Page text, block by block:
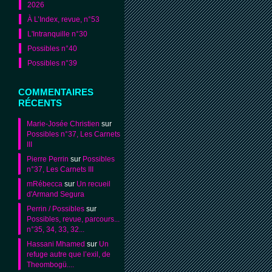
2026
À L’Index, revue, n°53
L'Intranquille n°30
Possibles n°40
Possibles n°39
COMMENTAIRES
RÉCENTS
Marie-Josée Christien sur
Possibles n°37, Les Carnets
III
Pierre Perrin sur Possibles
n°37, Les Carnets III
mRébecca sur Un recueil
d'Armand Segura
Perrin / Possibles sur
Possibles, revue, parcours...
n°35, 34, 33, 32...
Hassani Mhamed sur Un
refuge autre que l’exil, de
Theombogü....